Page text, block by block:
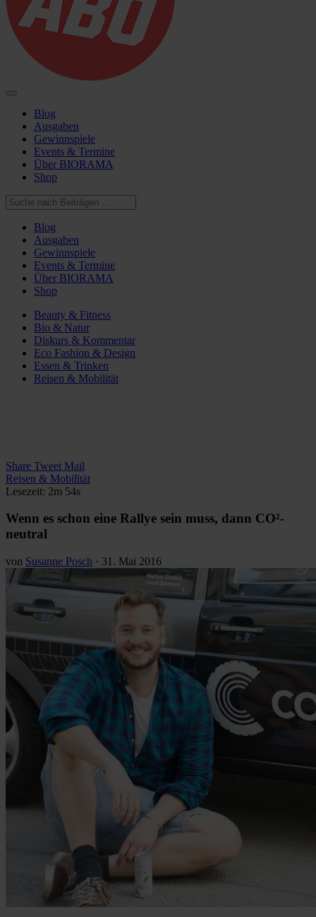
Blog
Ausgaben
Gewinnspiele
Events & Termine
Über BIORAMA
Shop
Blog
Ausgaben
Gewinnspiele
Events & Termine
Über BIORAMA
Shop
Beauty & Fitness
Bio & Natur
Diskurs & Kommentar
Eco Fashion & Design
Essen & Trinken
Reisen & Mobilität
Share Tweet Mail
Reisen & Mobilität
Lesezeit: 2m 54s
Wenn es schon eine Rallye sein muss, dann CO²-
neutral
von Susanne Posch · 31. Mai 2016